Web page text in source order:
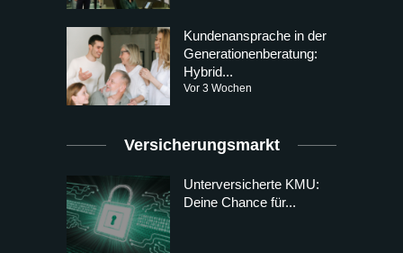
Kundenansprache in der
Generationenberatung:
Hybrid...
Vor 3 Wochen
Versicherungsmarkt
Unterversicherte KMU:
Deine Chance für...